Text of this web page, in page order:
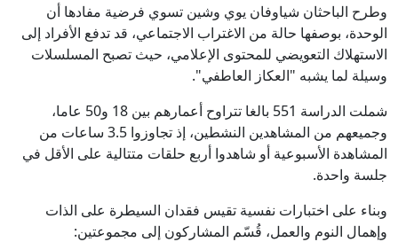
وطرح الباحثان شياوفان يوي وشين تسوي فرضية مفادها أن
الوحدة، بوصفها حالة من الاغتراب الاجتماعي، قد تدفع الأفراد إلى
الاستهلاك التعويضي للمحتوى الإعلامي، حيث تصبح المسلسلات
وسيلة لما يشبه "العكاز العاطفي".
شملت الدراسة 551 بالغا تتراوح أعمارهم بين 18 و50 عاما،
وجميعهم من المشاهدين النشطين، إذ تجاوزوا 3.5 ساعات من
المشاهدة الأسبوعية أو شاهدوا أربع حلقات متتالية على الأقل في
جلسة واحدة.
وبناء على اختبارات نفسية تقيس فقدان السيطرة على الذات
وإهمال النوم والعمل، قُسّم المشاركون إلى مجموعتين: